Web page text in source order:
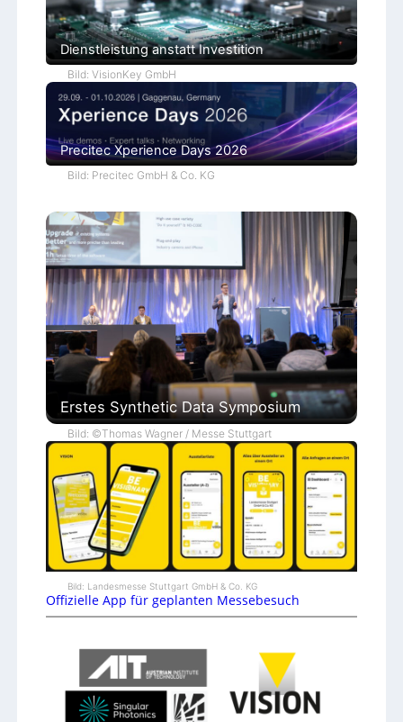
S
p
e
c
t
r
a
Dienstleistung anstatt Investition
Bild: VisionKey GmbH
Precitec Xperience Days 2026
Bild: Precitec GmbH & Co. KG
Erstes Synthetic Data Symposium
Bild: ©Thomas Wagner / Messe Stuttgart
Bild: Landesmesse Stuttgart GmbH & Co. KG
Offizielle App für geplanten Messebesuch